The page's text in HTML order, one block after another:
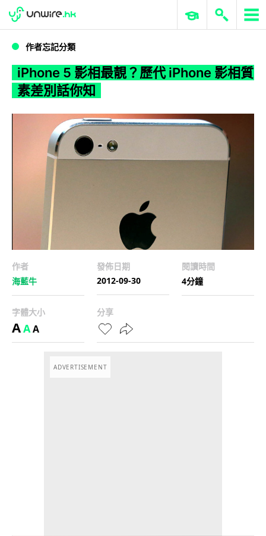
WWDC 2026 ERP 與商業 AI
作者忘記分類
iPhone 5 影相最靚？歷代 iPhone 影相質
素差別話你知
作者
海藍牛
發佈日期
2012-09-30
閱讀時間
4分鐘
字體大小
AAA
分享
ADVERTISEMENT